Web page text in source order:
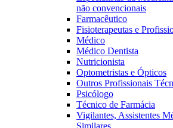
não convencionais
Farmacêutico
Fisioterapeutas e
Médico
Médico Dentista
Nutricionista
Optometristas e Ópticos
Outros Profissionais
Psicólogo
Técnico de Farmácia
Vigilantes, Assistentes
Similares